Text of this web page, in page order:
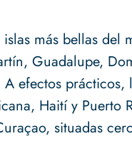
más bellas
Guadalupe,
efectos
Haití y Puerto
situadas